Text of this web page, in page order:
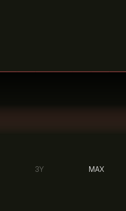
3Y MAX